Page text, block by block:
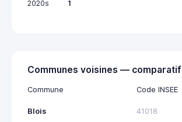
2020s
1
Communes voisines — comparatif
Commune Code INSEE
Blois 41018